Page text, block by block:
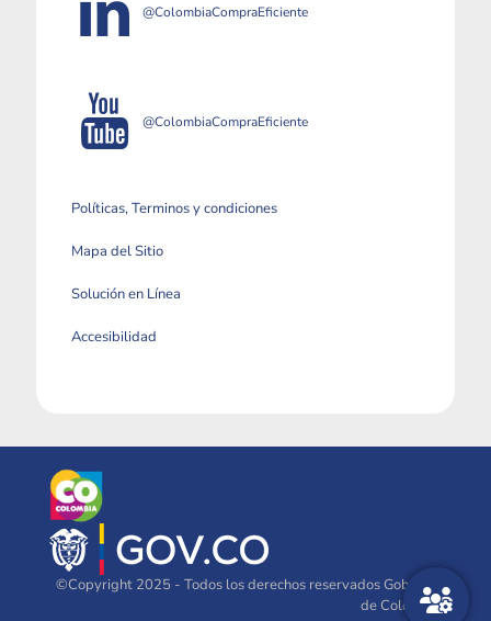
@ColombiaCompraEficiente
@ColombiaCompraEficiente
Políticas, Terminos y condiciones
Mapa del Sitio
Solución en Línea
Accesibilidad
©Copyright 2025 - Todos los derechos reservados Gobierno
de Colombia